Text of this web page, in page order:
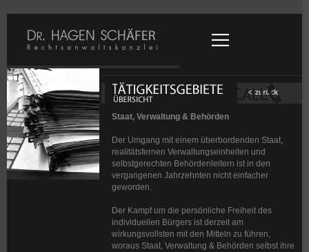
Staat, Verwaltung & Behörden
Der Umgang mit einem überbordenden Staat,
realitätsfernen Verwaltungseinheiten und
selbstgerechten Behördenleitern ist in den
vergangenen Jahrzehnten nicht einfacher
geworden.
Der Kampf um die persönliche Freiheit des
individuellen Bürgers ist derzeit am
wirkungsvollsten mit den Mitteln zu führen,
woraus Staat, Verwaltung & Behörden selbst ihre